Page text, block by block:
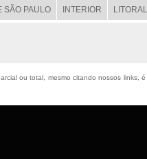
SÃO PAULO INTERIOR
ou total, mesmo citando nossos links,